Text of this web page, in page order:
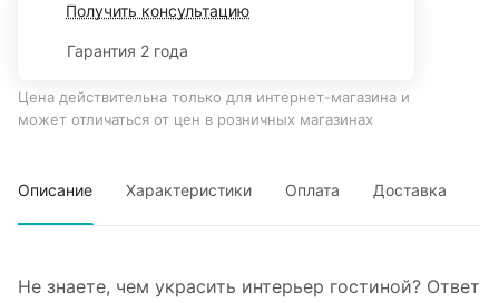
Получить консультацию
Гарантия 2 года
Цена действительна только для интернет-магазина и
может отличаться от цен в розничных магазинах
Описание Характеристики Оплата Доставка
Не знаете, чем украсить интерьер гостиной? Ответ